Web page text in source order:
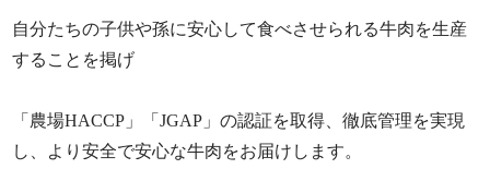
⾃分たちの⼦供や孫に安⼼して⾷べさせられる⽜⾁を⽣産
することを掲げ
「農場HACCP」「JGAP」の認証を取得、徹底管理を実現
し、より安全で安⼼な⽜⾁をお届けします。